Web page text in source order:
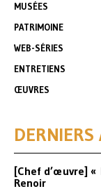
MUSÉES
PATRIMOINE
WEB-SÉRIES
ENTRETIENS
ŒUVRES
DERNIERS
[Chef d’œuvre] «
Renoir